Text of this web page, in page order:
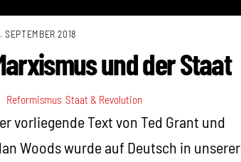
SEPTEMBER 2018
und der Staat
Reformismus, Staat & Revolution
vorliegende Text von Ted Grant und
Woods wurde auf Deutsch in unserer